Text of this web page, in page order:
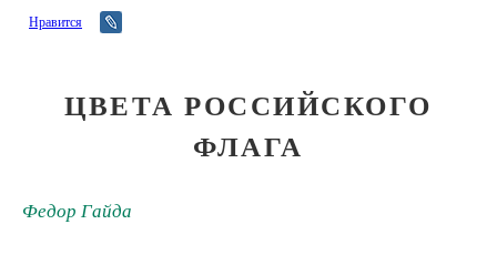
Нравится
ЦВЕТА РОССИЙСКОГО
ФЛАГА
Федор Гайда